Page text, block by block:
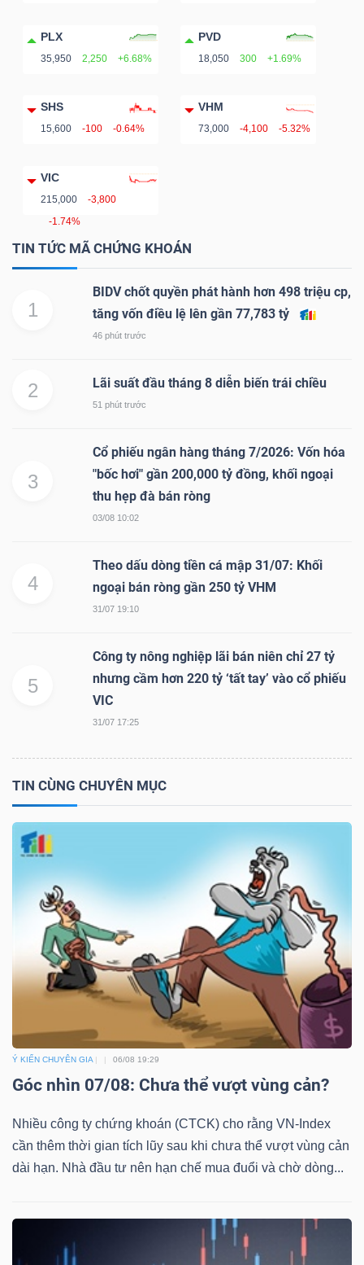
PLX
35,950 2,250 +6.68%
PVD
18,050 300 +1.69%
SHS
15,600 -100 -0.64%
VHM
73,000 -4,100 -5.32%
VIC
215,000
-3,800
-1.74%
TIN TỨC MÃ CHỨNG KHOÁN
1
BIDV chốt quyền phát hành hơn 498 triệu cp,
tăng vốn điều lệ lên gần 77,783 tỷ
46 phút trước
2 Lãi suất đầu tháng 8 diễn biến trái chiều
51 phút trước
3
Cổ phiếu ngân hàng tháng 7/2026: Vốn hóa
"bốc hơi" gần 200,000 tỷ đồng, khối ngoại
thu hẹp đà bán ròng
03/08 10:02
4
Theo dấu dòng tiền cá mập 31/07: Khối
ngoại bán ròng gần 250 tỷ VHM
31/07 19:10
5
Công ty nông nghiệp lãi bán niên chỉ 27 tỷ
nhưng cầm hơn 220 tỷ ‘tất tay’ vào cổ phiếu
VIC
31/07 17:25
TIN CÙNG CHUYÊN MỤC
Ý KIẾN CHUYÊN GIA 06/08 19:29
Góc nhìn 07/08: Chưa thể vượt vùng cản?
Nhiều công ty chứng khoán (CTCK) cho rằng VN-Index
cần thêm thời gian tích lũy sau khi chưa thể vượt vùng cản
dài hạn. Nhà đầu tư nên hạn chế mua đuổi và chờ dòng...
THÔNG
DỊCH
VỤ
TRUYỀN
THÔNG
ĐỘNG
chứng
Cổ phiếu Chỉ số Chứng chỉ quỹ Chứng
Tất cả Người nội bộ
Tin
tức
viết
của
cáo
phân
tích